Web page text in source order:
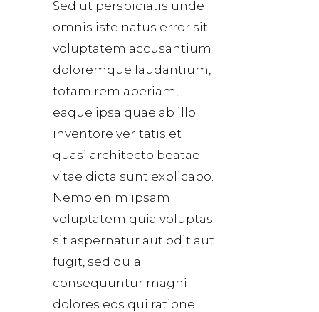
Sed ut perspiciatis unde
omnis iste natus error sit
voluptatem accusantium
doloremque laudantium,
totam rem aperiam,
eaque ipsa quae ab illo
inventore veritatis et
quasi architecto beatae
vitae dicta sunt explicabo.
Nemo enim ipsam
voluptatem quia voluptas
sit aspernatur aut odit aut
fugit, sed quia
consequuntur magni
dolores eos qui ratione